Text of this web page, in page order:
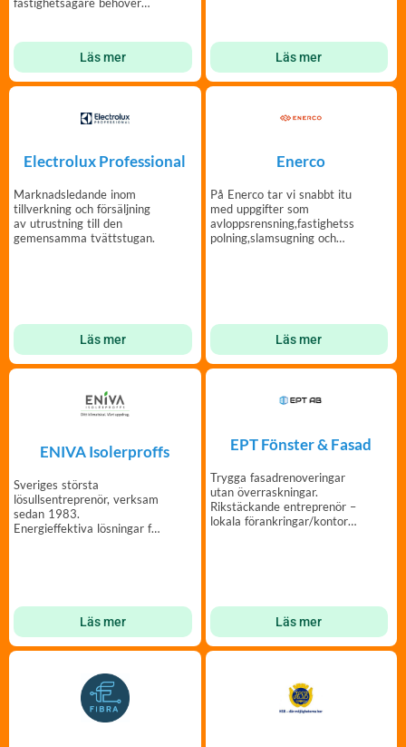
fastighetsägare behöver
Läs mer Läs mer
Electrolux Professional
Marknadsledande inom
tillverkning och försäljning
av utrustning till den
gemensamma tvättstugan.
Läs mer
Enerco
På Enerco tar vi snabbt itu
med uppgifter som
avloppsrensning,fastighetss
polning,slamsugning och
Läs mer
ENIVA Isolerproffs
Sveriges största
lösullsentreprenör, verksam
sedan 1983.
Energieffektiva lösningar för
Läs mer
EPT Fönster & Fasad
Trygga fasadrenoveringar
utan överraskningar.
Rikstäckande entreprenör –
lokala förankringar/kontor
Läs mer